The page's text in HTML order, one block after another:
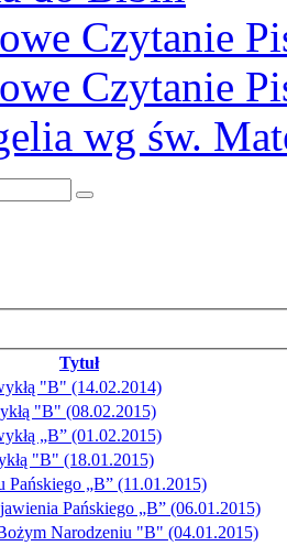
Czytanie
Czytanie
wg św.
Tytuł
"B" (14.02.2014)
"B" (08.02.2015)
„B” (01.02.2015)
"B" (18.01.2015)
„B” (11.01.2015)
Pańskiego „B” (06.01.2015)
Narodzeniu "B" (04.01.2015)